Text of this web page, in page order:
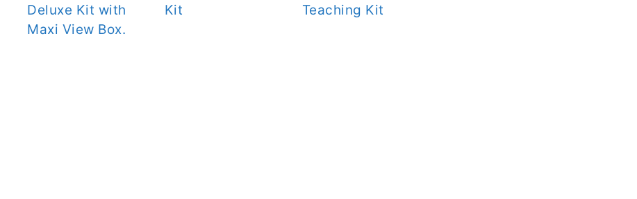
Deluxe Kit with
Maxi View Box.
Kit
Teaching Kit